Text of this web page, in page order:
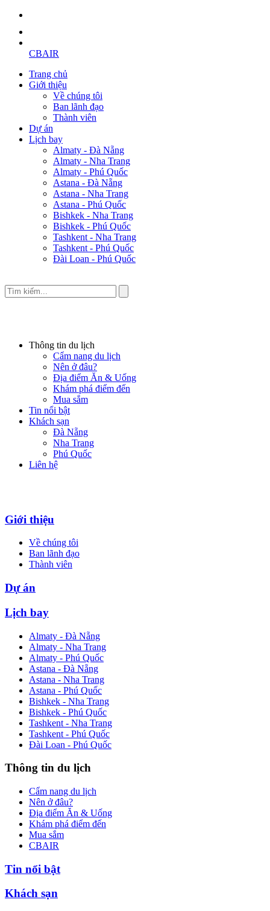
CBAIR
Trang chủ
Giới thiệu
Về chúng tôi
Ban lãnh đạo
Thành viên
Dự án
Lịch bay
Almaty - Đà Nẵng
Almaty - Nha Trang
Almaty - Phú Quốc
Astana - Đà Nẵng
Astana - Nha Trang
Astana - Phú Quốc
Bishkek - Nha Trang
Bishkek - Phú Quốc
Tashkent - Nha Trang
Tashkent - Phú Quốc
Đài Loan - Phú Quốc
Thông tin du lịch
Cẩm nang du lịch
Nên ở đâu?
Địa điểm Ăn & Uống
Khám phá điểm đến
Mua sắm
Tin nổi bật
Khách sạn
Đà Nẵng
Nha Trang
Phú Quốc
Liên hệ
Giới thiệu
Về chúng tôi
Ban lãnh đạo
Thành viên
Dự án
Lịch bay
Almaty - Đà Nẵng
Almaty - Nha Trang
Almaty - Phú Quốc
Astana - Đà Nẵng
Astana - Nha Trang
Astana - Phú Quốc
Bishkek - Nha Trang
Bishkek - Phú Quốc
Tashkent - Nha Trang
Tashkent - Phú Quốc
Đài Loan - Phú Quốc
Thông tin du lịch
Cẩm nang du lịch
Nên ở đâu?
Địa điểm Ăn & Uống
Khám phá điểm đến
Mua sắm
CBAIR
Tin nổi bật
Khách sạn